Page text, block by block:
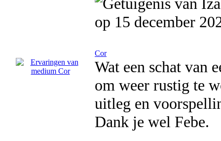
op 15 december
Cor
Wat een schat van
om weer rustig te
uitleg en
Dank je wel Febe.